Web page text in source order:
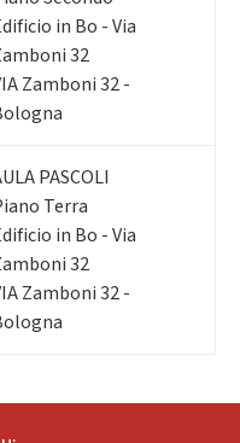
in Bo - Via
32
Zamboni 32 -
PASCOLI
Terra
in Bo - Via
32
Zamboni 32 -